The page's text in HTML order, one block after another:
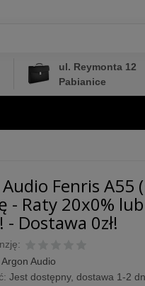
ul. Reymonta 12
Pabianice
Fenris A55
- Raty 20x0%
Dostawa 0zł!
Argon Audio
Jest dostępny, dostawa 1-2